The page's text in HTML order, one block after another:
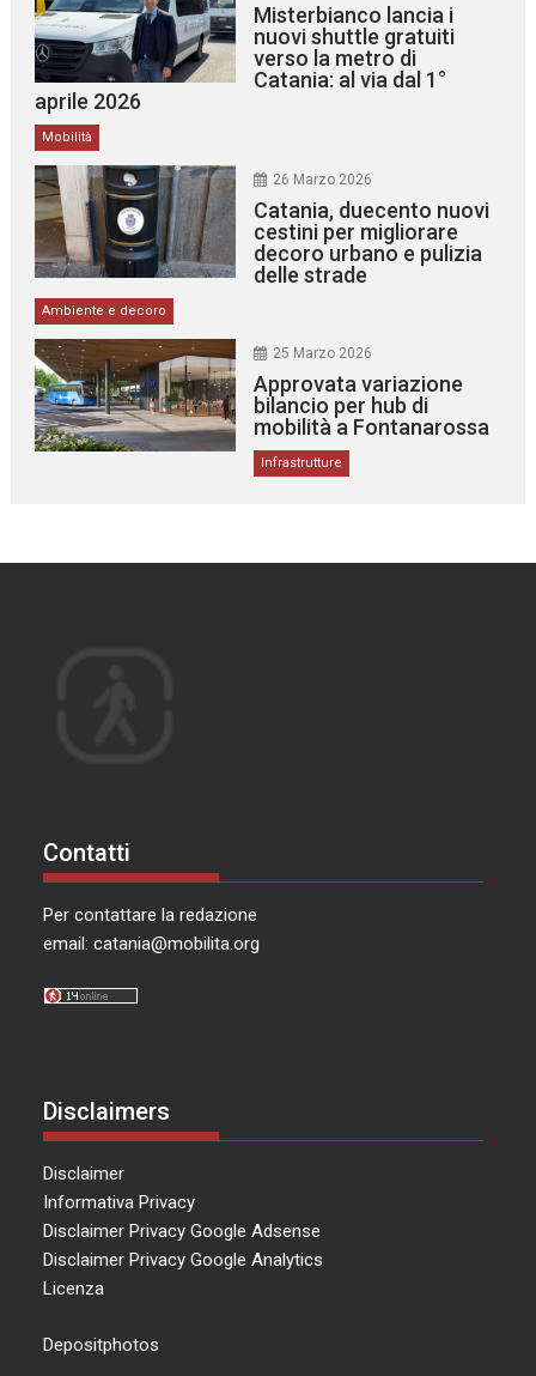
Misterbianco lancia i
nuovi shuttle gratuiti
verso la metro di
Catania: al via dal 1°
aprile 2026
Mobilità
26 Marzo 2026
Catania, duecento nuovi
cestini per migliorare
decoro urbano e pulizia
delle strade
Ambiente e decoro
25 Marzo 2026
Approvata variazione
bilancio per hub di
mobilità a Fontanarossa
Infrastrutture
Contatti
Per contattare la redazione
email:catania@mobilita.org
Disclaimers
Disclaimer
Informativa Privacy
Disclaimer Privacy Google Adsense
Disclaimer Privacy Google Analytics
Licenza
Depositphotos